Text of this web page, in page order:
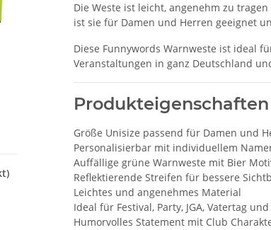
Die Weste ist leicht, angenehm zu
ist sie für Damen und Herren geeignet
Diese Funnywords Warnweste ist ideal
Veranstaltungen in ganz Deutschland
Produkteigenschaften
Größe Unisize passend für Damen und
Personalisierbar mit individuellem
Auffällige grüne Warnweste mit Bier
Reflektierende Streifen für bessere
Leichtes und angenehmes Material
Ideal für Festival, Party, JGA, Vatertag und
Humorvolles Statement mit Club
10x T-Shirt Herren weiß,
Druckposition CMYK